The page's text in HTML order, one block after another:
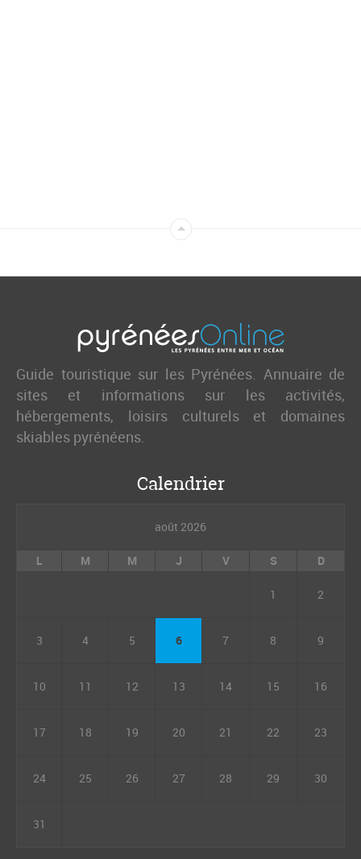
Guide touristique sur les Pyrénées. Annuaire de
sites et informations sur les activités,
hébergements, loisirs culturels et domaines
skiables pyrénéens.
Calendrier
août 2026
L M M J V S D
1 2
3 4 5 6 7 8 9
10 11 12 13 14 15 16
17 18 19 20 21 22 23
24 25 26 27 28 29 30
31